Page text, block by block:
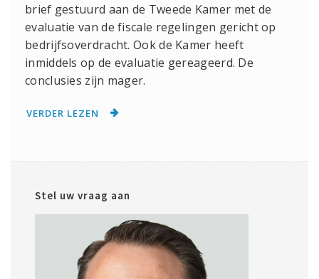
brief gestuurd aan de Tweede Kamer met de
evaluatie van de fiscale regelingen gericht op
bedrijfsoverdracht. Ook de Kamer heeft
inmiddels op de evaluatie gereageerd. De
conclusies zijn mager.
VERDER LEZEN
Stel uw vraag aan